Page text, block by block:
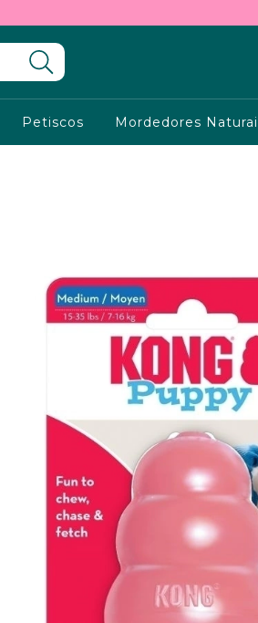
Petiscos Mordedores